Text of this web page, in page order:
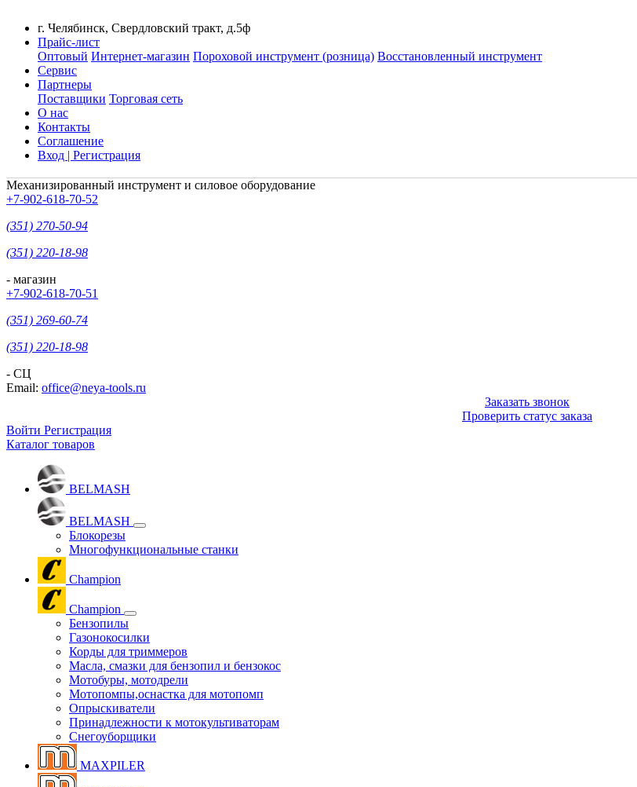
г. Челябинск, Свердловский тракт, д.5ф
Прайс-лист
Оптовый Интернет-магазин Пороховой инструмент (розница) Восстановленный инструмент
Сервис
Партнеры
Поставщики Торговая сеть
О нас
Контакты
Соглашение
Вход | Регистрация
Механизированный инструмент и силовое оборудование
+7-902-618-70-52
(351) 270-50-94
(351) 220-18-98
- магазин
+7-902-618-70-51
(351) 269-60-74
(351) 220-18-98
- СЦ
Email: office@neya-tools.ru
Заказать звонок
Проверить статус заказа
Войти Регистрация
Каталог товаров
BELMASH
BELMASH
Блокорезы
Многофункциональные станки
Champion
Champion
Бензопилы
Газонокосилки
Корды для триммеров
Масла, смазки для бензопил и бензокос
Мотобуры, мотодрели
Мотопомпы,оснастка для мотопомп
Опрыскиватели
Принадлежности к мотокультиваторам
Снегоуборщики
MAXPILER